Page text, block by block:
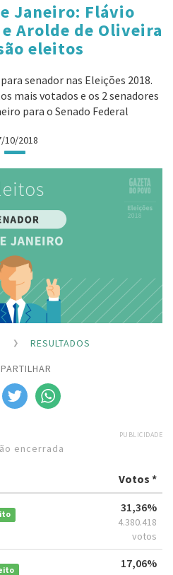
Janeiro: Flávio
Arolde de Oliveira
eleitos
senador nas Eleições 2018.
mais votados e os 2 senadores
para o Senado Federal
10/2018
RESULTADOS
PUBLICIDADE
encerrada
Votos *
31,36%
4.380.418
votos
17,06%